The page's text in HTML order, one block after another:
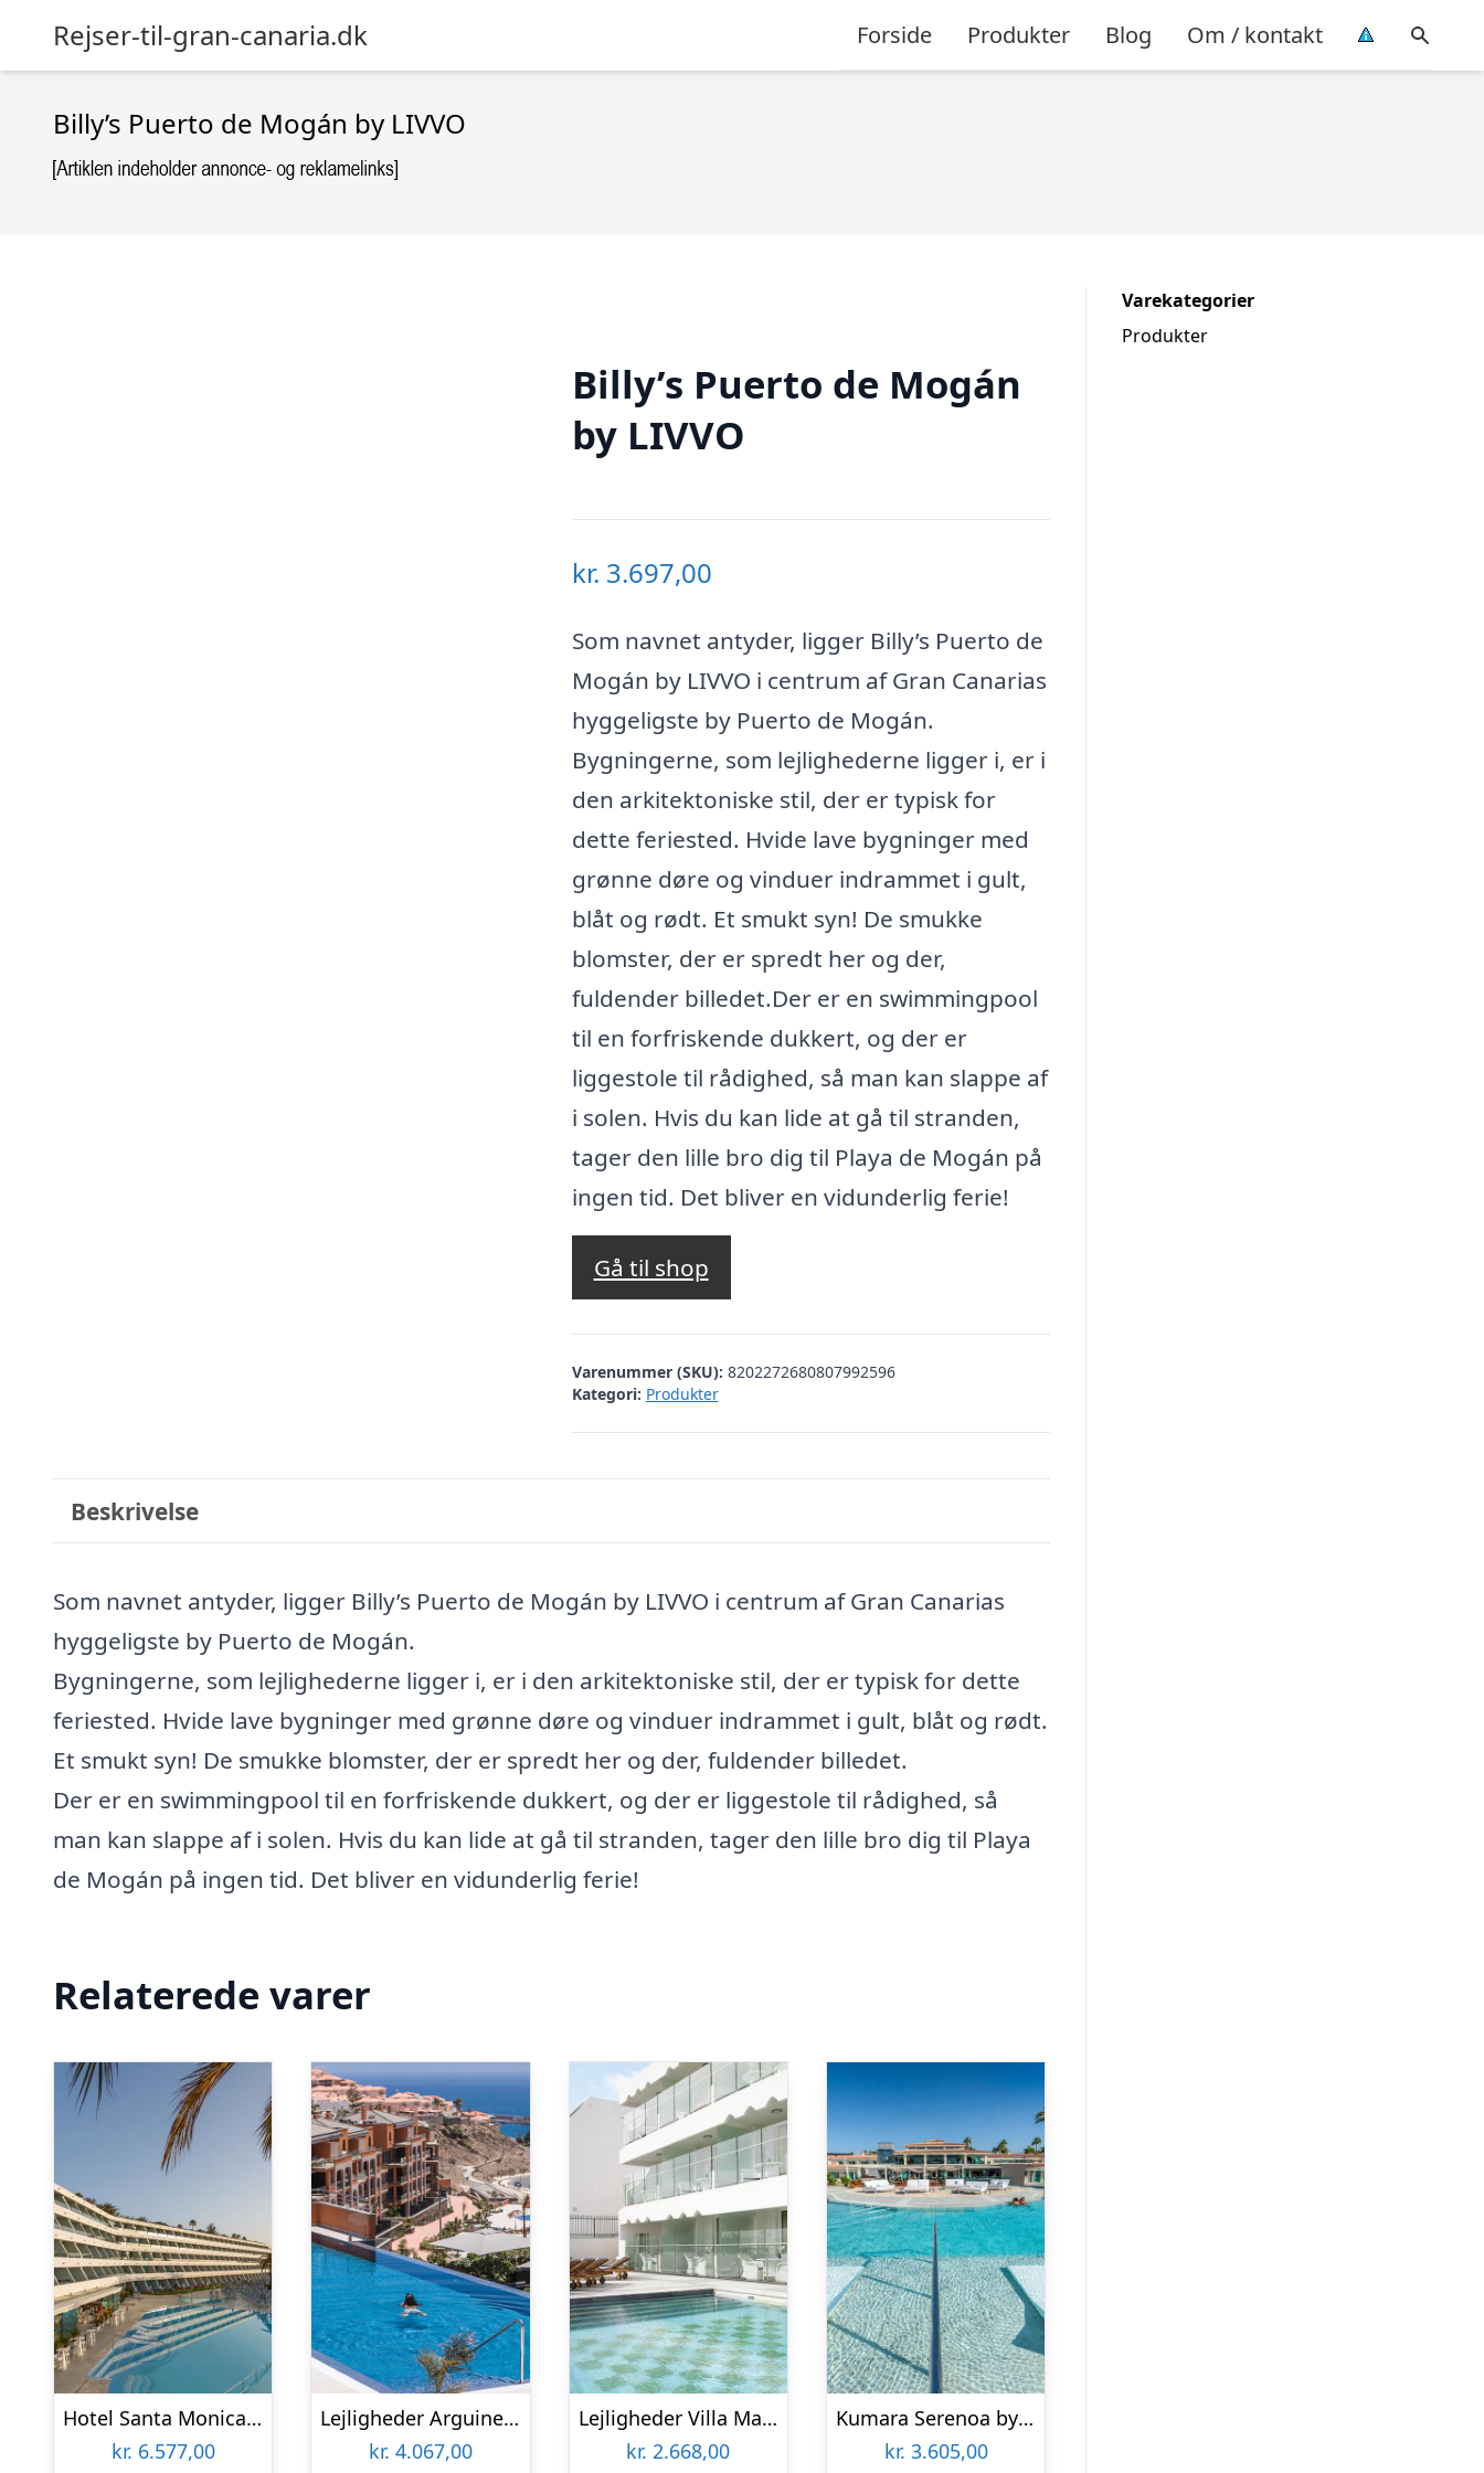
Rejser-til-gran-canaria.dk Forside Produkter Blog Om / kontakt
Billy’s Puerto de Mogán by LIVVO
Billy’s Puerto de Mogán
by LIVVO
kr. 3.697,00
Som navnet antyder, ligger Billy’s Puerto de
Mogán by LIVVO i centrum af Gran Canarias
hyggeligste by Puerto de Mogán.
Bygningerne, som lejlighederne ligger i, er i
den arkitektoniske stil, der er typisk for
dette feriested. Hvide lave bygninger med
grønne døre og vinduer indrammet i gult,
blåt og rødt. Et smukt syn! De smukke
blomster, der er spredt her og der,
fuldender billedet.Der er en swimmingpool
til en forfriskende dukkert, og der er
liggestole til rådighed, så man kan slappe af
i solen. Hvis du kan lide at gå til stranden,
tager den lille bro dig til Playa de Mogán på
ingen tid. Det bliver en vidunderlig ferie!
Gå til shop
Varenummer (SKU): 8202272680807992596
Kategori: Produkter
Beskrivelse
Som navnet antyder, ligger Billy’s Puerto de Mogán by LIVVO i centrum af Gran Canarias
hyggeligste by Puerto de Mogán.
Bygningerne, som lejlighederne ligger i, er i den arkitektoniske stil, der er typisk for dette
feriested. Hvide lave bygninger med grønne døre og vinduer indrammet i gult, blåt og rødt.
Et smukt syn! De smukke blomster, der er spredt her og der, fuldender billedet.
Der er en swimmingpool til en forfriskende dukkert, og der er liggestole til rådighed, så
man kan slappe af i solen. Hvis du kan lide at gå til stranden, tager den lille bro dig til Playa
de Mogán på ingen tid. Det bliver en vidunderlig ferie!
Relaterede varer
Hotel Santa Monica Suites
kr. 6.577,00
Lejligheder Arguineguin Park by Servatur
kr. 4.067,00
Lejligheder Villa Magna
kr. 2.668,00
Kumara Serenoa by Lopesan Hotels
kr. 3.605,00
Varekategorier
Produkter